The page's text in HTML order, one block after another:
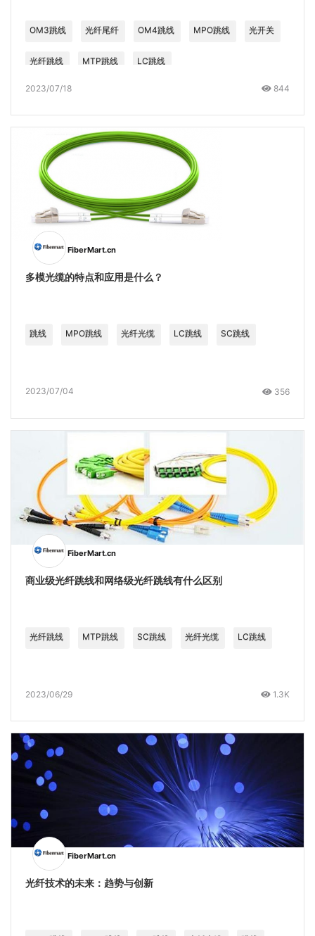
OM3跳线 光纤尾纤 OM4跳线 MPO跳线 光开关
光纤跳线 MTP跳线 LC跳线
2023/07/18 844
FiberMart.cn
多模光缆的特点和应用是什么？
跳线 MPO跳线 光纤光缆 LC跳线 SC跳线
2023/07/04 356
FiberMart.cn
商业级光纤跳线和网络级光纤跳线有什么区别
光纤跳线 MTP跳线 SC跳线 光纤光缆 LC跳线
2023/06/29 1.3K
FiberMart.cn
光纤技术的未来：趋势与创新